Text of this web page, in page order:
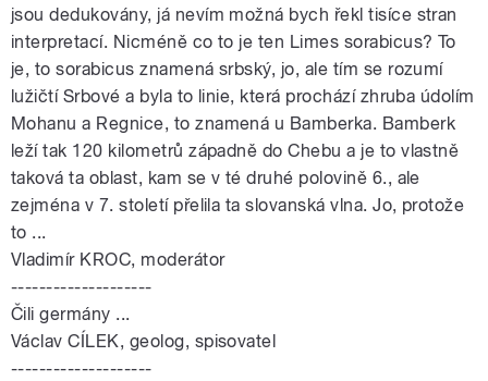
jsou dedukovány, já nevím možná bych řekl tisíce stran
interpretací. Nicméně co to je ten Limes sorabicus? To
je, to sorabicus znamená srbský, jo, ale tím se rozumí
lužičtí Srbové a byla to linie, která prochází zhruba údolím
Mohanu a Regnice, to znamená u Bamberka. Bamberk
leží tak 120 kilometrů západně do Chebu a je to vlastně
taková ta oblast, kam se v té druhé polovině 6., ale
zejména v 7. století přelila ta slovanská vlna. Jo, protože
to ...
Vladimír KROC, moderátor
--------------------
Čili germány ...
Václav CÍLEK, geolog, spisovatel
--------------------